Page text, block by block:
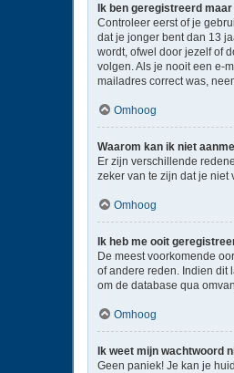
Ik ben geregistreerd
Controleer eerst of je
dat je jonger bent dan 13
wordt, ofwel door jezelf of
volgen. Als je nooit een e-
mailadres correct was,
Omhoog
Waarom kan ik niet
Er zijn verschillende
zeker van te zijn dat je niet
Omhoog
Ik heb me ooit
De meest voorkomende
of andere reden. Indien dit
om de database qua
Omhoog
Ik weet mijn wachtwoord
Geen paniek! Je kan je